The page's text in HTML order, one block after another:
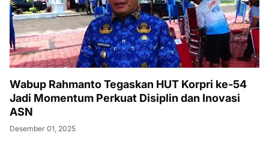
Wabup Rahmanto Tegaskan HUT Korpri ke-54
Jadi Momentum Perkuat Disiplin dan Inovasi
ASN
Desember 01, 2025